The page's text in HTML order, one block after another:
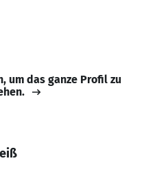
um das ganze Profil zu